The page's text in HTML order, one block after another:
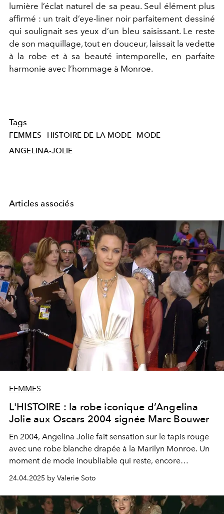
lumière l’éclat naturel de sa peau. Seul élément plus
affirmé : un trait d’eye-liner noir parfaitement dessiné
qui soulignait ses yeux d’un bleu saisissant. Le reste
de son maquillage, tout en douceur, laissait la vedette
à la robe et à sa beauté intemporelle, en parfaite
harmonie avec l’hommage à Monroe.
Tags
FEMMES HISTOIRE DE LA MODE
MODE
ANGELINA-JOLIE
Articles associés
FEMMES
L'HISTOIRE : la robe iconique d’Angelina
Jolie aux Oscars 2004 signée Marc Bouwer
En 2004, Angelina Jolie fait sensation sur le tapis rouge
avec une robe blanche drapée à la Marilyn Monroe. Un
moment de mode inoubliable qui reste, encore
aujourd’hui, l’un de ses looks les plus marquants.
24.04.2025 by Valerie Soto